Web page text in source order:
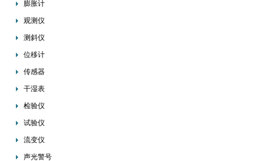
膨胀计
观测仪
测斜仪
位移计
传感器
干湿表
检验仪
试验仪
流变仪
声光警号